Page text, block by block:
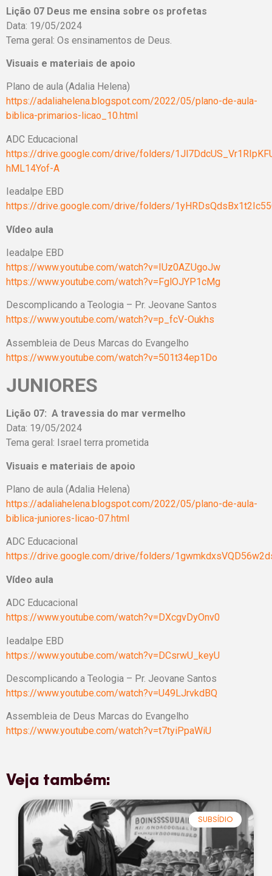
Lição 07 Deus me ensina sobre os profetas
Data: 19/05/2024
Tema geral: Os ensinamentos de Deus.
Visuais e materiais de apoio
Plano de aula (Adalia Helena)
https://adaliahelena.blogspot.com/2022/05/plano-de-aula-
biblica-primarios-licao_10.html
ADC Educacional
https://drive.google.com/drive/folders/
hML14Yof-A
Ieadalpe EBD
https://drive.google.com/drive/folders/
Vídeo aula
Ieadalpe EBD
https://www.youtube.com/watch?v=IUz0AZUgoJw
https://www.youtube.com/watch?v=FglOJYP1cMg
Descomplicando a Teologia – Pr. Jeovane Santos
https://www.youtube.com/watch?v=p_fcV-Oukhs
Assembleia de Deus Marcas do Evangelho
https://www.youtube.com/watch?v=501t34ep1Do
JUNIORES
Lição 07: A travessia do mar vermelho
Data: 19/05/2024
Tema geral: Israel terra prometida
Visuais e materiais de apoio
Plano de aula (Adalia Helena)
https://adaliahelena.blogspot.com/2022/05/plano-de-aula-
biblica-juniores-licao-07.html
ADC Educacional
https://drive.google.com/drive/folders/
Vídeo aula
ADC Educacional
https://www.youtube.com/watch?v=DXcgvDyOnv0
Ieadalpe EBD
https://www.youtube.com/watch?v=DCsrwU_keyU
Descomplicando a Teologia – Pr. Jeovane Santos
https://www.youtube.com/watch?v=U49LJrvkdBQ
Assembleia de Deus Marcas do Evangelho
https://www.youtube.com/watch?v=t7tyiPpaWiU
Veja também:
SUBSÍDIO